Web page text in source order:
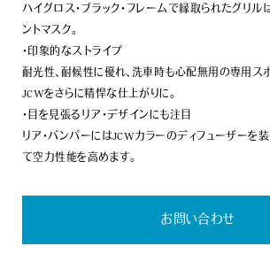
ハイグロス・ブラック・フレームで縁取られたグリ
ントマスク。
・印象的なストライプ
耐光性、耐候性に優れ、洗車時も心配無用の専用スポ
JCWをさらに精悍な仕上がりに。
・目を見張るリア・デザインにも注目
リア・バンパーにはJCWカラーのディフューザーを
て空力性能を高めます。
お問い合わせ